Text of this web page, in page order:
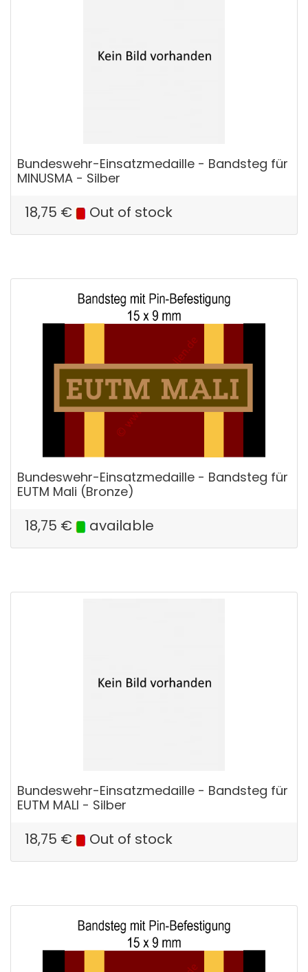
Bundeswehr-Einsatzmedaille - Bandsteg für
MINUSMA - Silber
18,75 € Out of stock
Bundeswehr-Einsatzmedaille - Bandsteg für
EUTM Mali (Bronze)
18,75 € available
Bundeswehr-Einsatzmedaille - Bandsteg für
EUTM MALI - Silber
18,75 € Out of stock